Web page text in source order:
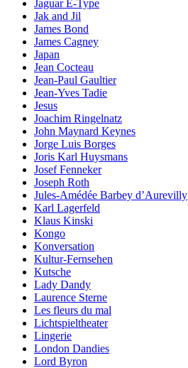
Jaguar E-Type
Jak and Jil
James Bond
James Cagney
Japan
Jean Cocteau
Jean-Paul Gaultier
Jean-Yves Tadie
Jesus
Joachim Ringelnatz
John Maynard Keynes
Jorge Luis Borges
Joris Karl Huysmans
Josef Fenneker
Joseph Roth
Jules-Amédée Barbey d’Aurevilly
Karl Lagerfeld
Klaus Kinski
Kongo
Konversation
Kultur-Fernsehen
Kutsche
Lady Dandy
Laurence Sterne
Les fleurs du mal
Lichtspieltheater
Lingerie
London Dandies
Lord Byron